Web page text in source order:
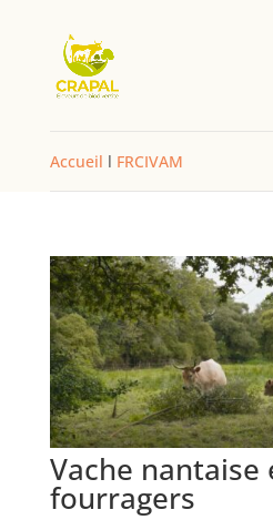
Accueil l FRCIVAM
Vache nantaise
fourragers